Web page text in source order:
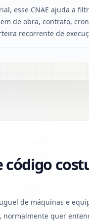
esse CNAE ajuda a
de obra, contrato,
recorrente de
código
de máquinas e
normalmente quer